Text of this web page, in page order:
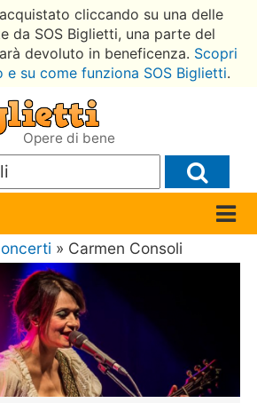
cliccando su una delle
da SOS Biglietti, una parte del
devoluto in beneficenza. Scopri
e su come funziona SOS Biglietti.
Opere di bene
» Carmen Consoli